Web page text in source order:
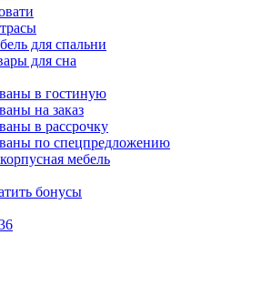
для спальни
для сна
в гостиную
на заказ
в рассрочку
по спецпредложению
мебель
бонусы